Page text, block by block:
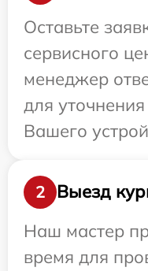
Оставьте
сервисного
менеджер
для
Вашего
2
Выезд
Наш мастер
время для